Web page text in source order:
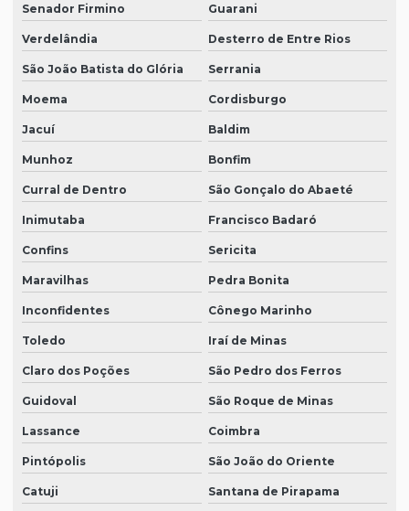
Senador Firmino Guarani
Verdelândia Desterro de Entre Rios
São João Batista do Glória Serrania
Moema Cordisburgo
Jacuí Baldim
Munhoz Bonfim
Curral de Dentro São Gonçalo do Abaeté
Inimutaba Francisco Badaró
Confins Sericita
Maravilhas Pedra Bonita
Inconfidentes Cônego Marinho
Toledo Iraí de Minas
Claro dos Poções São Pedro dos Ferros
Guidoval São Roque de Minas
Lassance Coimbra
Pintópolis São João do Oriente
Catuji Santana de Pirapama